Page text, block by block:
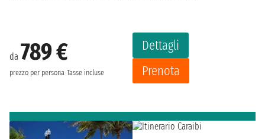
da 789 €
prezzo per persona Tasse incluse
Dettagli
Prenota